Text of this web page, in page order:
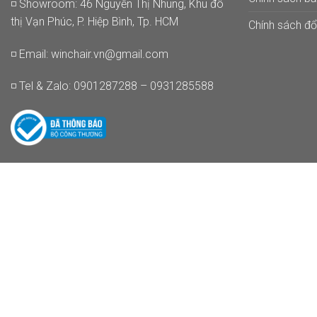
◽ Showroom: 46 Nguyễn Thị Nhung, Khu đô
thị Vạn Phúc, P. Hiệp Bình, Tp. HCM
◽ Email: winchair.vn@gmail.com
◽ Tel & Zalo: 0901287288 – 0931285588
Chính sách